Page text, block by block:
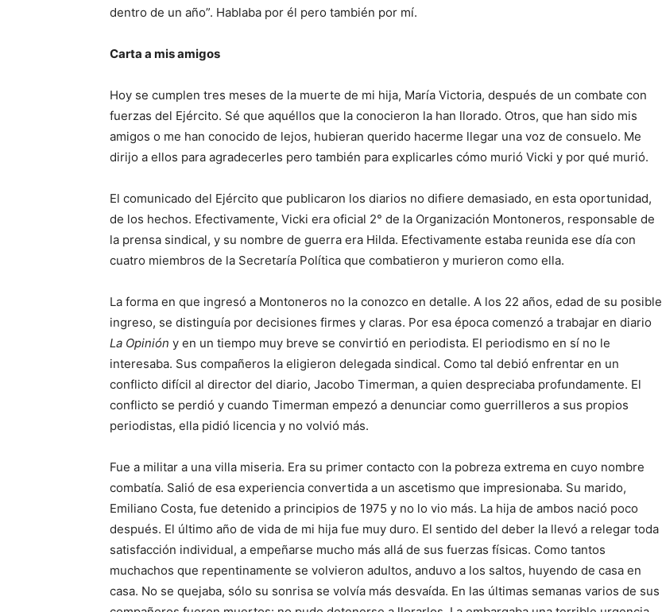
dentro de un año”. Hablaba por él pero también por mí.
Carta a mis amigos
Hoy se cumplen tres meses de la muerte de mi hija, María Victoria, después de un combate con
fuerzas del Ejército. Sé que aquéllos que la conocieron la han llorado. Otros, que han sido mis
amigos o me han conocido de lejos, hubieran querido hacerme llegar una voz de consuelo. Me
dirijo a ellos para agradecerles pero también para explicarles cómo murió Vicki y por qué murió.
El comunicado del Ejército que publicaron los diarios no difiere demasiado, en esta oportunidad,
de los hechos. Efectivamente, Vicki era oficial 2° de la Organización Montoneros, responsable de
la prensa sindical, y su nombre de guerra era Hilda. Efectivamente estaba reunida ese día con
cuatro miembros de la Secretaría Política que combatieron y murieron como ella.
La forma en que ingresó a Montoneros no la conozco en detalle. A los 22 años, edad de su posible
ingreso, se distinguía por decisiones firmes y claras. Por esa época comenzó a trabajar en diario
La Opinión y en un tiempo muy breve se convirtió en periodista. El periodismo en sí no le
interesaba. Sus compañeros la eligieron delegada sindical. Como tal debió enfrentar en un
conflicto difícil al director del diario, Jacobo Timerman, a quien despreciaba profundamente. El
conflicto se perdió y cuando Timerman empezó a denunciar como guerrilleros a sus propios
periodistas, ella pidió licencia y no volvió más.
Fue a militar a una villa miseria. Era su primer contacto con la pobreza extrema en cuyo nombre
combatía. Salió de esa experiencia convertida a un ascetismo que impresionaba. Su marido,
Emiliano Costa, fue detenido a principios de 1975 y no lo vio más. La hija de ambos nació poco
después. El último año de vida de mi hija fue muy duro. El sentido del deber la llevó a relegar toda
satisfacción individual, a empeñarse mucho más allá de sus fuerzas físicas. Como tantos
muchachos que repentinamente se volvieron adultos, anduvo a los saltos, huyendo de casa en
casa. No se quejaba, sólo su sonrisa se volvía más desvaída. En las últimas semanas varios de sus